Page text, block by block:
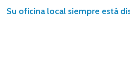
Su oficina local siempre está